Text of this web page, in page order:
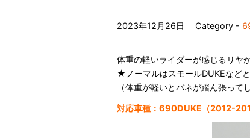
2023年12月26日 Category -
体重の軽いライダーが感じるリヤ
★ノーマルはスモールDUKEなど
（体重が軽いとバネが踏ん張っ
対応車種：690DUKE（2012-